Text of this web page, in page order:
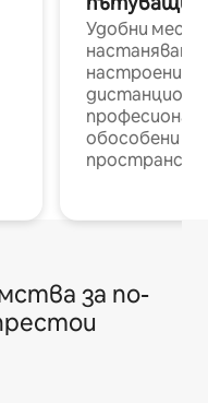
Удобни
настаняване
настроени и
обособени
за по-